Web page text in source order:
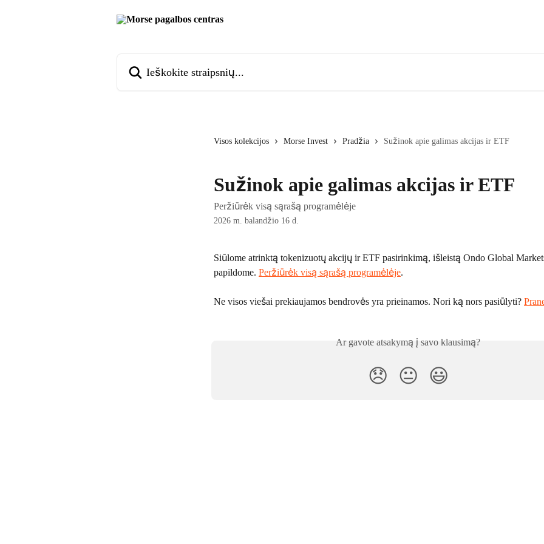
Visos kolekcijos Morse Invest Pradžia Sužinok apie galimas akcijas ir ETF
Sužinok apie galimas akcijas ir ETF
Peržiūrėk visą sąrašą programėlėje
2026 m. balandžio 16 d.
Siūlome atrinktą tokenizuotų akcijų ir ETF pasirinkimą, išleistą Ondo Global
papildome. Peržiūrėk visą sąrašą programėlėje.
Ne visos viešai prekiaujamos bendrovės yra prieinamos. Nori ką nors pasiūlyti?
Ar gavote atsakymą į savo klausimą?
😞 😐 😃